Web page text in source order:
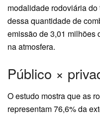
modalidade rodoviária
dessa quantidade de
emissão de 3,01 milhões
na atmosfera.
Público ×
O estudo mostra que as
representam 76,6% da